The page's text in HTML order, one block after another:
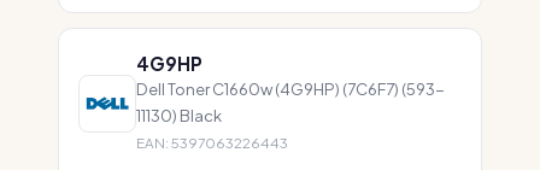
4G9HP
Dell Toner C1660w (4G9HP) (7C6F7) (593-
11130) Black
EAN: 5397063226443